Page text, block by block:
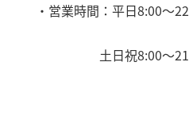
・営業時間：平日8:00〜
土日祝8:00〜